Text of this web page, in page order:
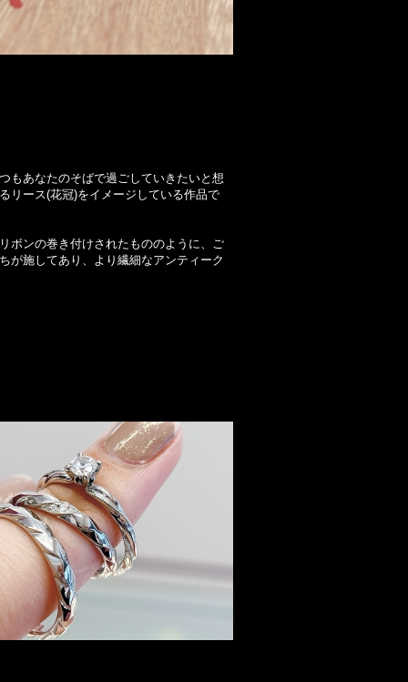
もあなたのそばで過ごしていきたいと想
リース(花冠)をイメージしている作品で
ボンの巻き付けされたもののように、ご
が施してあり、より繊細なアンティーク